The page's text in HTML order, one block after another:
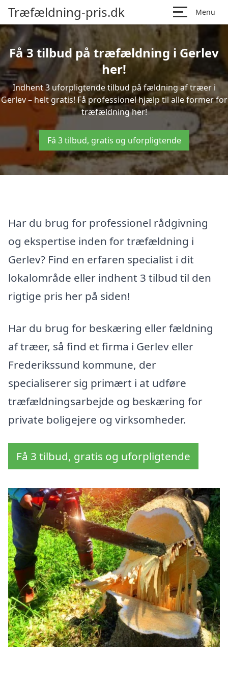
Træfældning-pris.dk Menu
Få 3 tilbud på træfældning i Gerlev
her!
Indhent 3 uforpligtende tilbud på fældning af træer i
Gerlev – helt gratis! Få professionel hjælp til alle former for
træfældning her!
Få 3 tilbud, gratis og uforpligtende
Har du brug for professionel rådgivning
og ekspertise inden for træfældning i
Gerlev? Find en erfaren specialist i dit
lokalområde eller indhent 3 tilbud til den
rigtige pris her på siden!
Har du brug for beskæring eller fældning
af træer, så find et firma i Gerlev eller
Frederikssund kommune, der
specialiserer sig primært i at udføre
træfældningsarbejde og beskæring for
private boligejere og virksomheder.
Få 3 tilbud, gratis og uforpligtende